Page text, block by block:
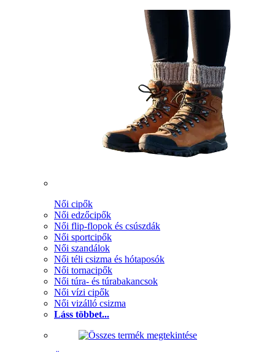
Női cipők
Női edzőcipők
Női flip-flopok és csúszdák
Női sportcipők
Női szandálok
Női téli csizma és hótaposók
Női tornacipők
Női túra- és túrabakancsok
Női vízi cipők
Női vizálló csizma
Láss többet...